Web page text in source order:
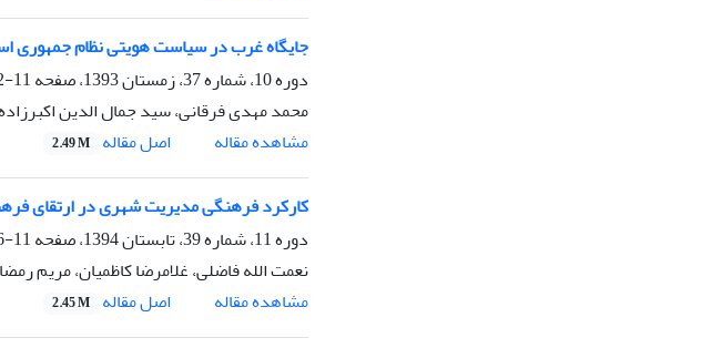
جایگاه غرب در سیاست هویتی نظام جمهوری
دوره 10، شماره 37، زمستان 1393، صفحه
11-42
محمد مهدی فرقانی، سید جمال الدین
مشاهده مقاله
اصل مقاله 2.49 M
کارکرد فرهنگی مدیریت شهری در ارتقای فرهنگ
دوره 11، شماره 39، تابستان 1394، صفحه
11-36
نعمت الله فاضلی، غلامرضا کاظمیان، مریم
مشاهده مقاله
اصل مقاله 2.45 M